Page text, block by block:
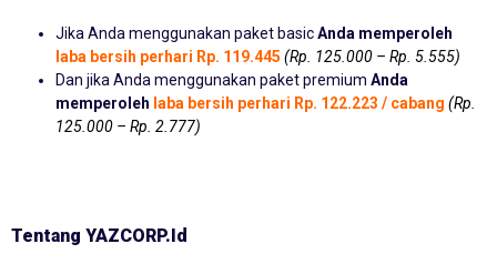
Jika Anda menggunakan paket basicAnda memperoleh
laba bersih perhari Rp. 119.445 (Rp. 125.000 – Rp. 5.555)
Dan jika Anda menggunakan paket premium Anda
memperoleh laba bersih perhari Rp. 122.223 / cabang (Rp.
125.000 – Rp. 2.777)
Tentang YAZCORP.id